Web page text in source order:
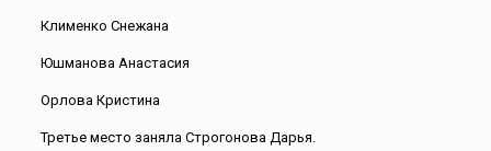
Клименко Снежана
Юшманова Анастасия
Орлова Кристина
Третье место заняла Строгонова Дарья.